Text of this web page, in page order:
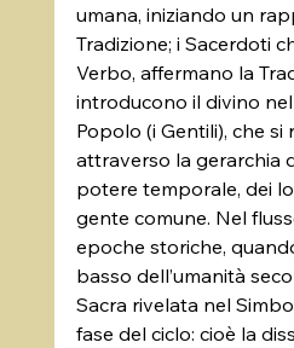
umana, iniziando un
Tradizione; i Sacerdoti
Verbo, affermano la
introducono il divino
Popolo (i Gentili), che si
attraverso la gerarchia
potere temporale, dei
gente comune. Nel
epoche storiche,
basso dell’umanità
Sacra rivelata nel
fase del ciclo: cioè la